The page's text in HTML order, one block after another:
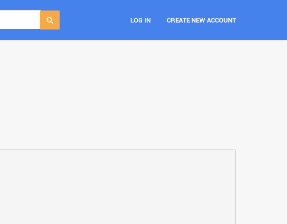
LOG IN CREATE NEW ACCOUNT